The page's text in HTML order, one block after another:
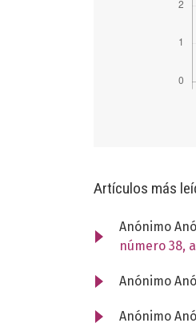
Artículos más
Anónimo
número 38,
Anónimo
Anónimo